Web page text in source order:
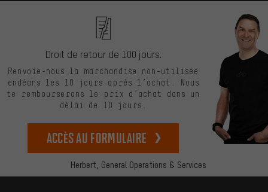
Herbert, General Operations & Services
Droit de retour de 100 jours.
Renvoie-nous la marchandise non-utilisée
endéans les 10 jours après l’achat. Nous
te rembourserons le prix d’achat dans un
délai de 10 jours.
Accès au formulaire